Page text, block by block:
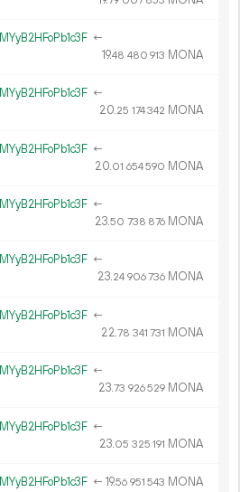
←
19.48 480 913 MONA
←
20.25 174342 MONA
←
20.01 654590 MONA
←
23.50 738 876 MONA
←
23.24 906736 MONA
←
22.78 341 731 MONA
←
23.73 926529 MONA
←
23.05 325 191 MONA
← 19.56 951 543 MONA